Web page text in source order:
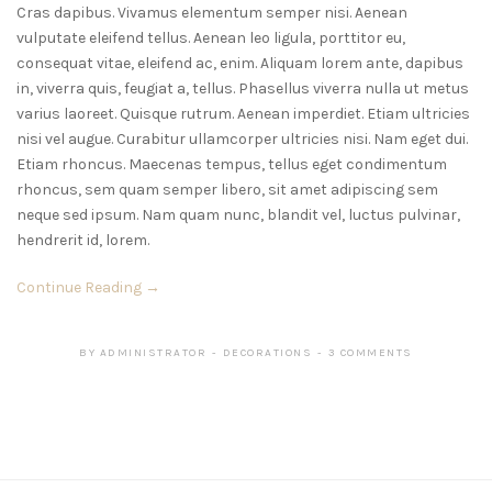
Cras dapibus. Vivamus elementum semper nisi. Aenean
vulputate eleifend tellus. Aenean leo ligula, porttitor eu,
consequat vitae, eleifend ac, enim. Aliquam lorem ante, dapibus
in, viverra quis, feugiat a, tellus. Phasellus viverra nulla ut metus
varius laoreet. Quisque rutrum. Aenean imperdiet. Etiam ultricies
nisi vel augue. Curabitur ullamcorper ultricies nisi. Nam eget dui.
Etiam rhoncus. Maecenas tempus, tellus eget condimentum
rhoncus, sem quam semper libero, sit amet adipiscing sem
neque sed ipsum. Nam quam nunc, blandit vel, luctus pulvinar,
hendrerit id, lorem.
Continue Reading →
BY ADMINISTRATOR DECORATIONS 3 COMMENTS